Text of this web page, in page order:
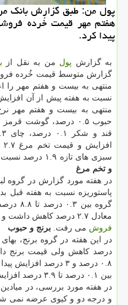
پول من: طبق گزارش بانك
پیدا كرد.
به گزارش پول من به نقل از
گزارش متوسط قیمت خُرده
سبزی های تازه ۱.۹ درصد نسبت به هفته قبل كاهش پیدا كرد.
و تخم مرغ
در هفته مورد گزارش در گروه
پاستوریزه نسبت به هفته قبل
گروه
معادل ۲.۷ درصد كاهش داشت و شانه ای ۱۴۸ هزار تا ۲۴۰ هزار ریال
فروش می رفت. برنج و حبوب
درصد كاهش ولی قیمت برنج
۰.۸ درصد و ۳ درصد
بین ۰.۱ درصد تا ۳.۹ درصد افزایش داشت.
در هفته مورد بررسی، در
و درجه دو و كیوی عرضه نمی